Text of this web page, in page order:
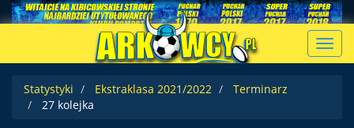
Statystyki
Ekstraklasa 2021/2022
Terminarz
27 kolejka